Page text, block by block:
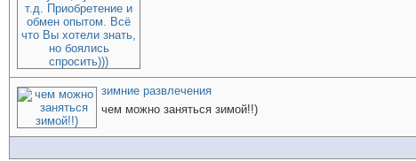
зимние развлечения
чем можно заняться зимой!!)